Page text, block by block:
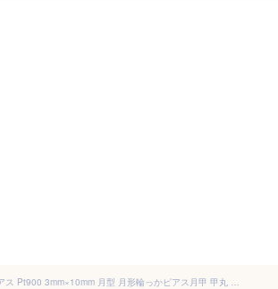
人気 フープピアス Pt900 3mm×10mm 月型 月形輪っかピアス月甲 甲丸 地金ピアス 両耳 1ペア レディース メンズ 小さめ プレゼント 贈り物 三日月型 フープ ピアス プラチナ シンプル ピヤス ぴあす 自分へのご褒美